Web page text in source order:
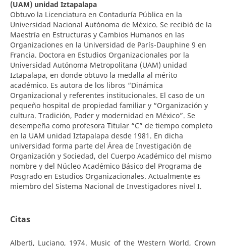
(UAM) unidad Iztapalapa
Obtuvo la Licenciatura en Contaduría Pública en la
Universidad Nacional Autónoma de México. Se recibió de la
Maestría en Estructuras y Cambios Humanos en las
Organizaciones en la Universidad de París-Dauphine 9 en
Francia. Doctora en Estudios Organizacionales por la
Universidad Autónoma Metropolitana (UAM) unidad
Iztapalapa, en donde obtuvo la medalla al mérito
académico. Es autora de los libros “Dinámica
Organizacional y referentes institucionales. El caso de un
pequeño hospital de propiedad familiar y “Organización y
cultura. Tradición, Poder y modernidad en México”. Se
desempeña como profesora Titular “C” de tiempo completo
en la UAM unidad Iztapalapa desde 1981. En dicha
universidad forma parte del Área de Investigación de
Organización y Sociedad, del Cuerpo Académico del mismo
nombre y del Núcleo Académico Básico del Programa de
Posgrado en Estudios Organizacionales. Actualmente es
miembro del Sistema Nacional de Investigadores nivel I.
Citas
Alberti, Luciano, 1974. Music of the Western World, Crown